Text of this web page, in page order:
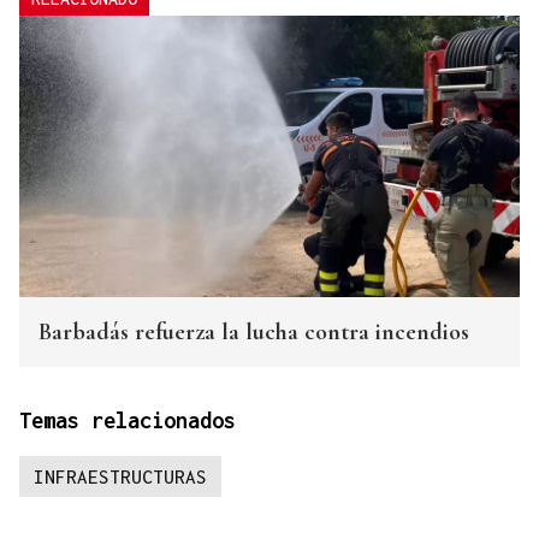
Barbadás refuerza la lucha contra incendios
Temas relacionados
INFRAESTRUCTURAS